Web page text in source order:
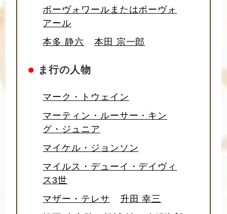
ボーヴォワールまたはボーヴォ
アール
本多 静六
本田 宗一郎
● ま行の人物
マーク・トウェイン
マーティン・ルーサー・キン
グ・ジュニア
マイケル・ジョンソン
マイルス・デューイ・デイヴィ
ス3世
マザー・テレサ
升田 幸三